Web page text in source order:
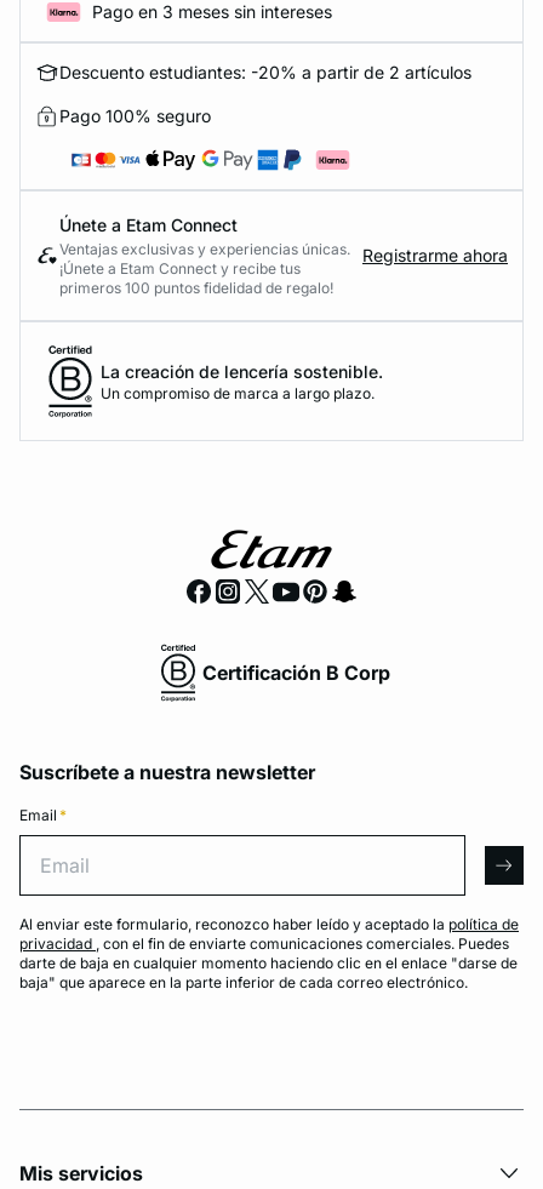
Pago en 3 meses sin intereses
Descuento estudiantes: -20% a partir de 2 artículos
Pago 100% seguro
Únete a Etam Connect
Ventajas exclusivas y experiencias únicas.
¡Únete a Etam Connect y recibe tus
primeros 100 puntos fidelidad de regalo!
Registrarme ahora
La creación de lencería sostenible.
Un compromiso de marca a largo plazo.
Certificación B Corp
Suscríbete a nuestra newsletter
Email *
Al enviar este formulario, reconozco haber leído y aceptado la política de
privacidad , con el fin de enviarte comunicaciones comerciales. Puedes
darte de baja en cualquier momento haciendo clic en el enlace "darse de
baja" que aparece en la parte inferior de cada correo electrónico.
Mis servicios